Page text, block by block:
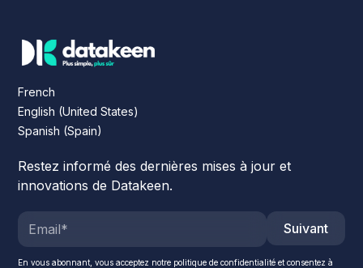
French
English (United States)
Spanish (Spain)
Restez informé des dernières mises à jour et
innovations de Datakeen.
Suivant
En vous abonnant, vous acceptez notre politique de confidentialité et consentez à